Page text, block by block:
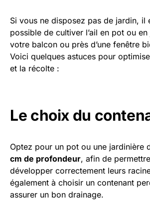
Si vous ne disposez pas de jardin, il
possible de cultiver l’ail en pot ou
votre balcon ou près d’une fenêtre
Voici quelques astuces pour
et la récolte :
Le choix du
Optez pour un pot ou une jardinière
cm de profondeur, afin de
développer correctement leurs
également à choisir un contenant
assurer un bon drainage.